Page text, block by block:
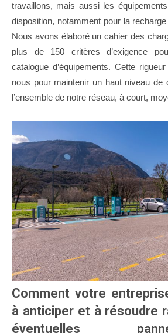
travaillons, mais aussi les
disposition, notamment pour la
Nous avons élaboré un cahier des
plus de 150 critères d’exigence
catalogue d’équipements. Cette
nous pour maintenir un haut niveau de
l’ensemble de notre réseau, à court,
Comment votre
à anticiper et à résoudre
éventuelles